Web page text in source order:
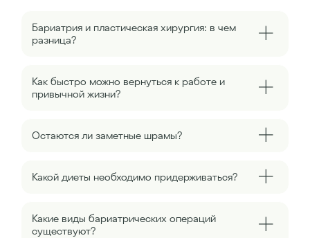
Бариатрия и пластическая хирургия: в чем
разница?
Как быстро можно вернуться к работе и
привычной жизни?
Остаются ли заметные шрамы?
Какой диеты необходимо придерживаться?
Какие виды бариатрических операций
существуют?